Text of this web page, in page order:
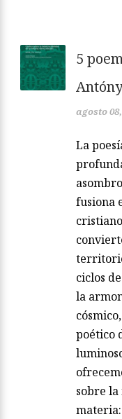
5
agosto
La
fusiona
ciclos
la
poético
sobre